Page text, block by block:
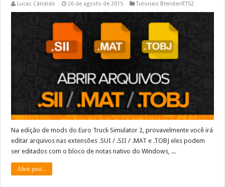
Lucas Cândido 26 de agosto de 2015 Tutoriais Blender/ETS2
Na edição de mods do Euro Truck Simulator 2, provavelmente você irá
editar arquivos nas extensões .SUI / .SII / .MAT e .TOBJ eles podem
ser editados com o bloco de notas nativo do Windows, ...
Abrir post...